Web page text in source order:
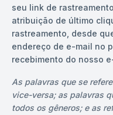
seu link de rastreamento
atribuição de último
rastreamento, desde
endereço de e-mail no
recebimento do nosso
As palavras que se
vice-versa; as palavras
todos os gêneros; e as